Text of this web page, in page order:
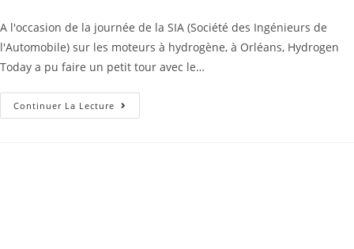
A l'occasion de la journée de la SIA (Société des Ingénieurs de
l'Automobile) sur les moteurs à hydrogène, à Orléans, Hydrogen
Today a pu faire un petit tour avec le…
Continuer La Lecture